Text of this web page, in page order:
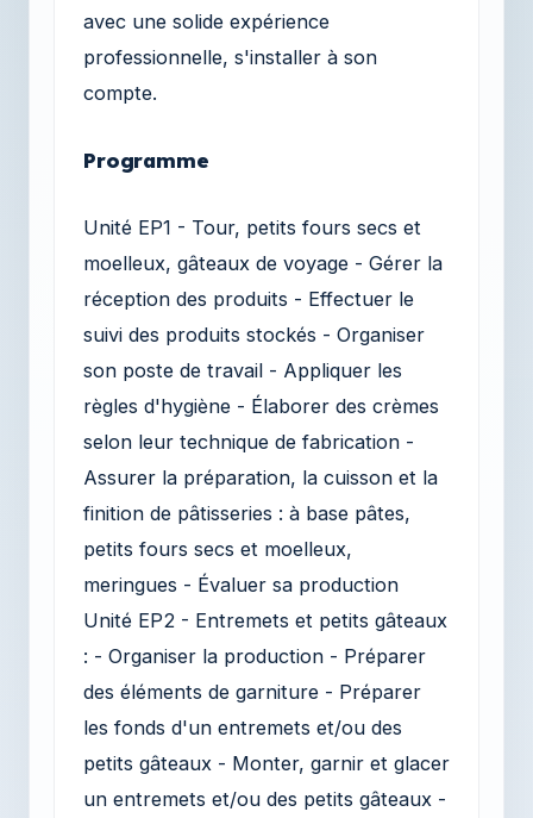
avec une solide expérience
professionnelle, s'installer à son
compte.
Programme
Unité EP1 - Tour, petits fours secs et
moelleux, gâteaux de voyage - Gérer la
réception des produits - Effectuer le
suivi des produits stockés - Organiser
son poste de travail - Appliquer les
règles d'hygiène - Élaborer des crèmes
selon leur technique de fabrication -
Assurer la préparation, la cuisson et la
finition de pâtisseries : à base pâtes,
petits fours secs et moelleux,
meringues - Évaluer sa production
Unité EP2 - Entremets et petits gâteaux
: - Organiser la production - Préparer
des éléments de garniture - Préparer
les fonds d'un entremets et/ou des
petits gâteaux - Monter, garnir et glacer
un entremets et/ou des petits gâteaux -